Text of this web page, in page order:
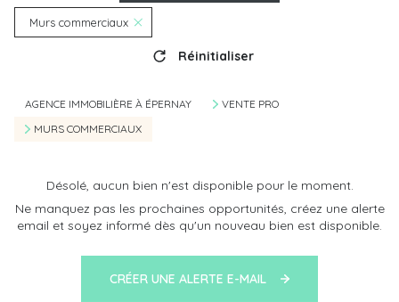
Murs commerciaux
Réinitialiser
AGENCE IMMOBILIÈRE À ÉPERNAY
VENTE PRO
MURS COMMERCIAUX
Désolé, aucun bien n'est disponible pour le moment.
Ne manquez pas les prochaines opportunités, créez une alerte
email et soyez informé dès qu'un nouveau bien est disponible.
CRÉER UNE ALERTE E-MAIL